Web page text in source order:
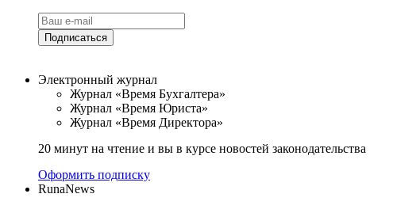
Подписаться
Электронный журнал
Журнал «Время Бухгалтера»
Журнал «Время Юриста»
Журнал «Время Директора»
20 минут на чтение и вы в курсе новостей законодательства
Оформить подписку
RunaNews